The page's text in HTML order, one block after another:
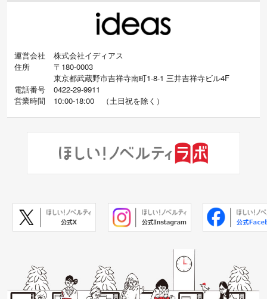
運営会社
株式会社イディアス
住所
〒180-0003
東京都武蔵野市吉祥寺南町1-8-1 三井吉祥寺ビル4F
電話番号
0422-29-9911
営業時間
10:00-18:00 （土日祝を除く）